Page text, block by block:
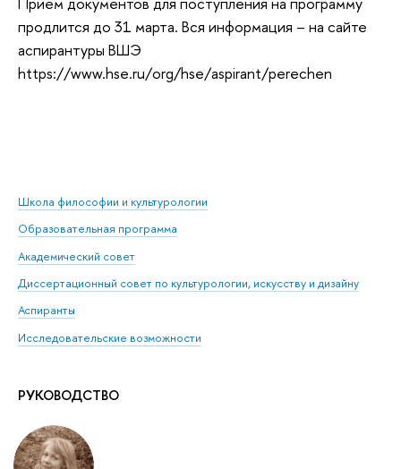
Школа философии и культурологии
Образовательная программа
Академический совет
Диссертационный совет по культурологии, искусству и дизайну
Аспиранты
Исследовательские возможности
РУКОВОДСТВО
продлится до 31 марта. Вся информация – на сайте
аспирантуры ВШЭ
https://www.hse.ru/org/hse/aspirant/perechen